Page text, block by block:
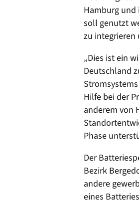
Hamburg und
soll genutzt
zu integrieren
„Dies ist ein
Deutschland
Hilfe bei der
anderem von
Phase
Der
Bezirk
andere
eines